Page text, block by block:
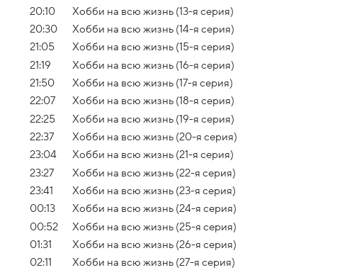
20:10
Хобби на всю жизнь (13-я серия)
20:30
Хобби на всю жизнь (14-я серия)
21:05
Хобби на всю жизнь (15-я серия)
21:19
Хобби на всю жизнь (16-я серия)
21:50
Хобби на всю жизнь (17-я серия)
22:07
Хобби на всю жизнь (18-я серия)
22:25
Хобби на всю жизнь (19-я серия)
22:37
Хобби на всю жизнь (20-я серия)
23:04
Хобби на всю жизнь (21-я серия)
23:27
Хобби на всю жизнь (22-я серия)
23:41
Хобби на всю жизнь (23-я серия)
00:13
Хобби на всю жизнь (24-я серия)
00:52
Хобби на всю жизнь (25-я серия)
01:31
Хобби на всю жизнь (26-я серия)
02:11
Хобби на всю жизнь (27-я серия)